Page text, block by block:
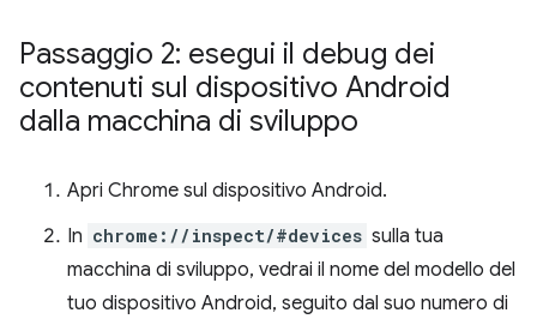
Passaggio 2: esegui il debug dei
contenuti sul dispositivo Android
dalla macchina di sviluppo
Apri Chrome sul dispositivo Android.
In chrome://inspect/#devices sulla tua
macchina di sviluppo, vedrai il nome del modello del
tuo dispositivo Android, seguito dal suo numero di